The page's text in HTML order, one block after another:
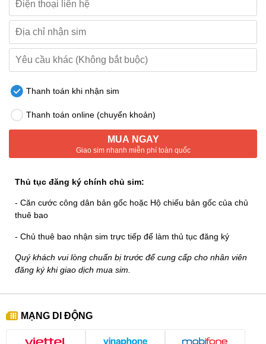
Thanh toán khi nhận sim
Thanh toán online (chuyển khoản)
MUA NGAY
Giao sim nhanh miễn phí toàn quốc
Thủ tục đăng ký chính chủ sim:
- Căn cước công dân bản gốc hoặc Hộ chiếu bản gốc của chủ
thuê bao
- Chủ thuê bao nhận sim trực tiếp để làm thủ tục đăng ký
Quý khách vui lòng chuẩn bị trước để cung cấp cho nhân viên
đăng ký khi giao dịch mua sim.
MẠNG DI ĐỘNG